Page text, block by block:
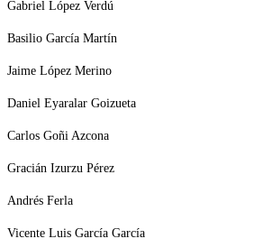
Gabriel López Verdú
Basilio García Martín
Jaime López Merino
Daniel Eyaralar Goizueta
Carlos Goñi Azcona
Gracián Izurzu Pérez
Andrés Ferla
Vicente Luis García García